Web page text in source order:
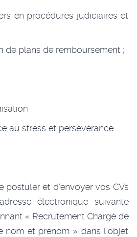
en procédures judiciaires et
de plans de remboursement ;
au stress et persévérance
postuler et d’envoyer vos CVs
électronique suivante
« Recrutement Chargé de
nom et prénom » dans l’objet